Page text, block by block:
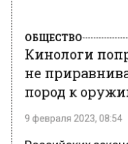
Кинологи
не
пород к